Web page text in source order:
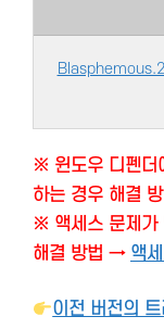
※ 윈도우 디펜더
하는 경우 해결
※ 액세스 문제가
해결 방법 → 액
이전 버전의